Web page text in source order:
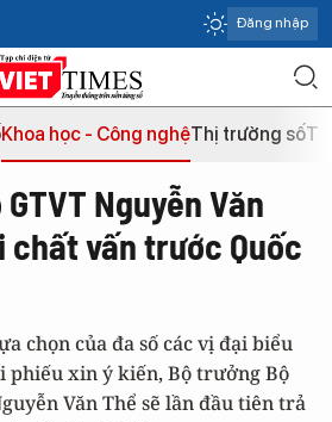
Đăng nhập
Khoa học - Công nghệThị trường số
Nguyễn Văn
chất vấn trước Quốc
chọn của đa số các vị đại biểu
phiếu xin ý kiến, Bộ trưởng Bộ
Văn Thể sẽ lần đầu tiên trả